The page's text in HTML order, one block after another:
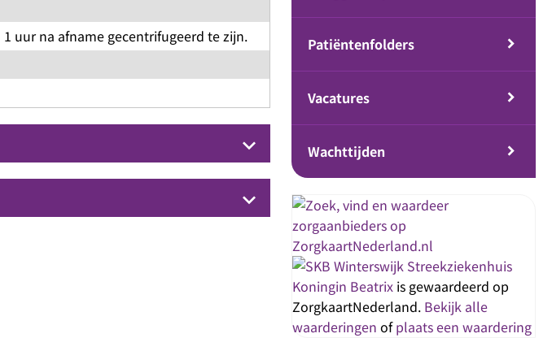
uur na afname gecentrifugeerd te zijn.
keyboard_arrow_down
keyboard_arrow_down
Patiëntenfolders
Vacatures
Wachttijden
Streekziekenhuis
Koningin Beatrix is gewaardeerd op
ZorgkaartNederland. Bekijk alle
waarderingen ofplaats een waardering